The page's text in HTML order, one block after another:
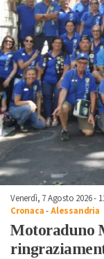
Venerdì, 7 Agosto 2026 -
Cronaca-Alessandria
Motoraduno